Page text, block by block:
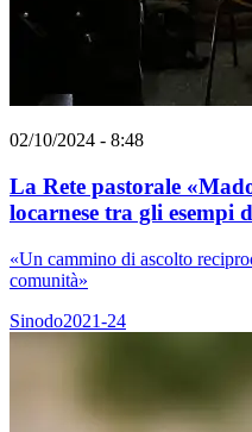
02/10/2024 - 8:48
La Rete pastorale
locarnese tra gli esempi
«Un cammino di ascolto
comunità»
Sinodo2021-24